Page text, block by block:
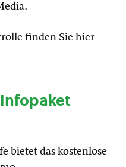
finden Sie hier
bietet das kostenlose